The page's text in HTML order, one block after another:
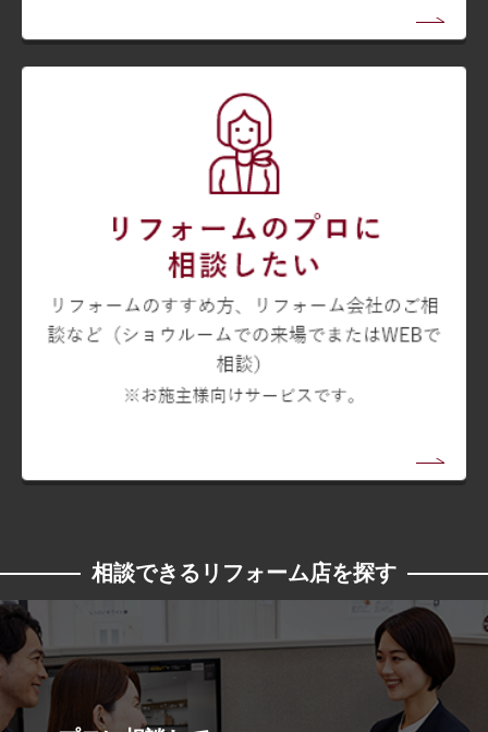
相談できるリフォーム店を探す